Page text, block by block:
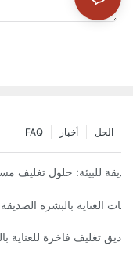
الحل أخبار FAQ
تُعدّ الصناديق ذات الإغلاق
للبيئة: حلول تغليف
كيفية اختيار
العناية بالبشرة الصديقة
صناديق تغليف العناية
تغليف فاخرة للعناية